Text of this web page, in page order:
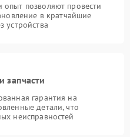
позволяют провести
в кратчайшие
устройства
запчасти
гарантия на
детали, что
неисправностей